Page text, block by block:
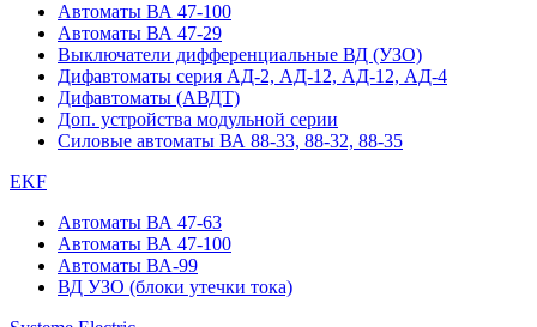
Автоматы ВА 47-100
Автоматы ВА 47-29
Выключатели дифференциальные ВД (УЗО)
Дифавтоматы серия АД-2, АД-12, АД-12, АД-4
Дифавтоматы (АВДТ)
Доп. устройства модульной серии
Силовые автоматы ВА 88-33, 88-32, 88-35
EKF
Автоматы ВА 47-63
Автоматы ВА 47-100
Автоматы ВА-99
ВД УЗО (блоки утечки тока)